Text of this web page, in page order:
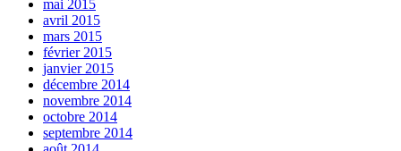
mai 2015
avril 2015
mars 2015
février 2015
janvier 2015
décembre 2014
novembre 2014
octobre 2014
septembre 2014